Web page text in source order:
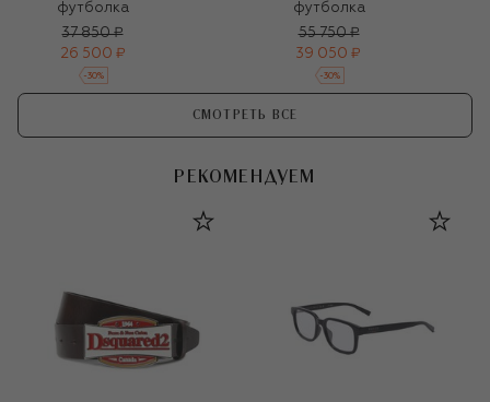
футболка
37 850 ₽
26 500 ₽
-30%
футболка
55 750 ₽
39 050 ₽
-30%
СМОТРЕТЬ ВСЕ
РЕКОМЕНДУЕМ